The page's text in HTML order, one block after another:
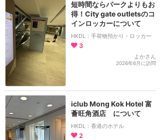
短時間ならパークよりもお
得！City gate outletsのコ
インロッカーについて
HKDL：手荷物預かり・ロッカー
3
よかさん
2026年6月に訪問
iclub Mong Kok Hotel 富
薈旺角酒店 について
HKDL：香港のホテル
2